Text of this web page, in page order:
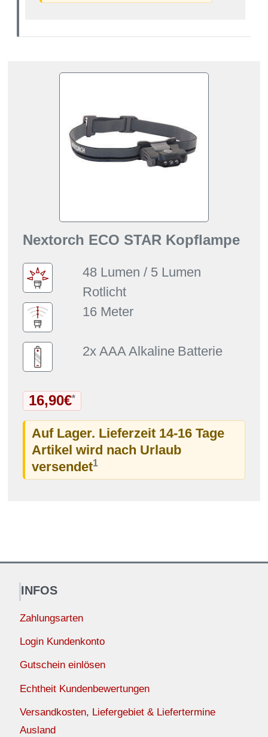
Nextorch ECO STAR Kopflampe
48 Lumen / 5 Lumen
Rotlicht
16 Meter
2xAAA Alkaline Batterie
16,90€*
Auf Lager. Lieferzeit 14-16 Tage
Artikel wird nach Urlaub
versendet1
INFOS
Zahlungsarten
Login Kundenkonto
Gutschein einlösen
Echtheit Kundenbewertungen
Versandkosten, Liefergebiet & Liefertermine
Ausland